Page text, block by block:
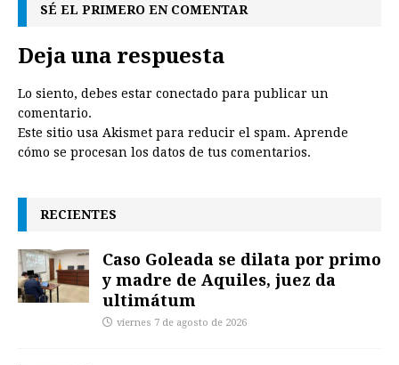
SÉ EL PRIMERO EN COMENTAR
Deja una respuesta
Lo siento, debes estar conectado para publicar un
comentario.
Este sitio usa Akismet para reducir el spam. Aprende
cómo se procesan los datos de tus comentarios.
RECIENTES
Caso Goleada se dilata por primo
y madre de Aquiles, juez da
ultimátum
viernes 7 de agosto de 2026